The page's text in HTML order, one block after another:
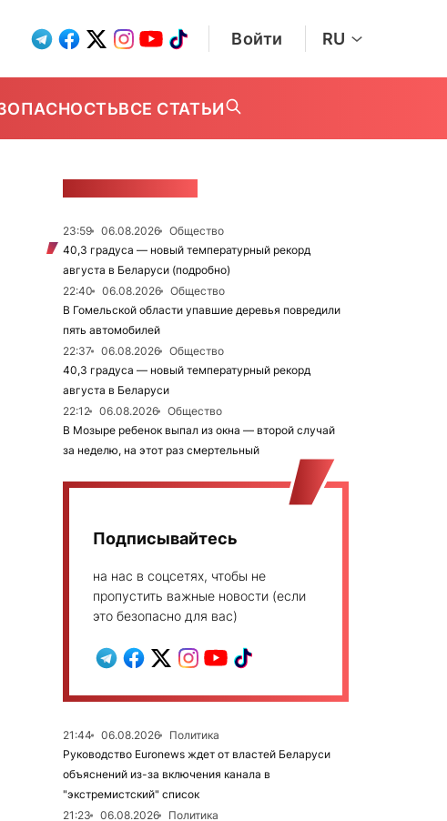
Войти RU
ВСЕ СТАТЬИ
23:59 06.08.2026
Общество
40,3 градуса — новый температурный рекорд
августа в Беларуси (подробно)
22:40
06.08.2026
Общество
В Гомельской области упавшие деревья повредили
пять автомобилей
22:37
06.08.2026
Общество
40,3 градуса — новый температурный рекорд
августа в Беларуси
22:12
06.08.2026
Общество
В Мозыре ребенок выпал из окна — второй случай
за неделю, на этот раз смертельный
Подписывайтесь
на нас в соцсетях, чтобы не
пропустить важные новости (если
это безопасно для вас)
21:44 06.08.2026
Политика
Руководство Euronews ждет от властей Беларуси
объяснений из-за включения канала в
"экстремистский" список
21:23
06.08.2026
Политика